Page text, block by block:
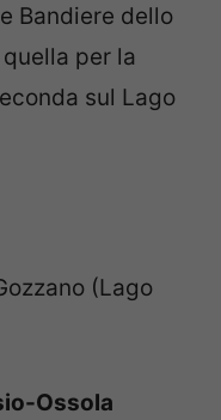
Bandiere dello
per la
sul Lago
(Lago
Ossola